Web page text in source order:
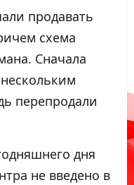
продавать
схема
Сначала
перепродали
дня
не введено в